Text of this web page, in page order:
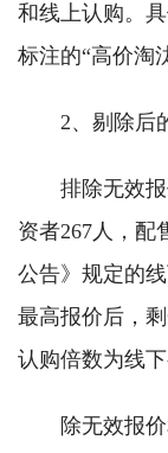
和线上认购。
标注的“高价淘
2、剔除后
排除无效报
资者267人，配
公告》规定的
最高报价后，
认购倍数为线下
除无效报价